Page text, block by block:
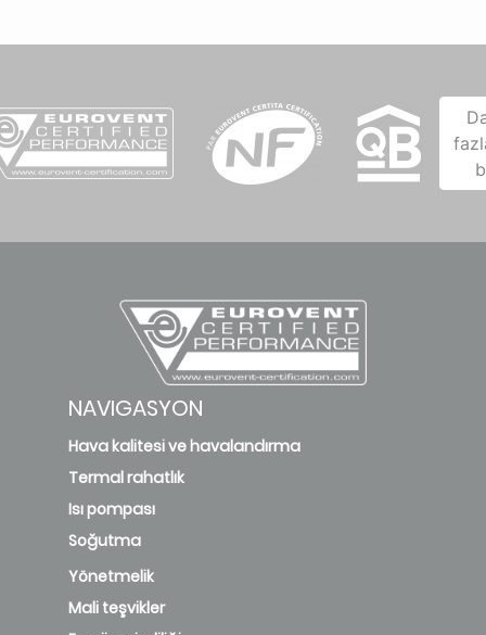
NAVIGASYON
Hava kalitesi ve havalandırma
Termal rahatlık
Isı pompası
Soğutma
Yönetmelik
Mali teşvikler